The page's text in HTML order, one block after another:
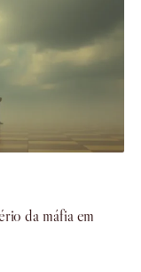
da máfia em